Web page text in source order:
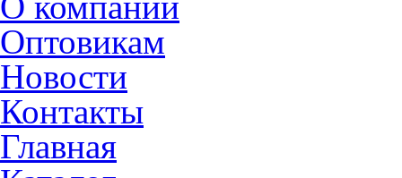
Оптовикам
Новости
Контакты
Главная